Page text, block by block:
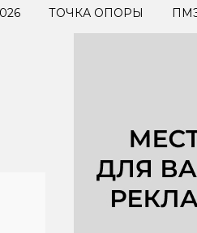
ТОЧКА ОПОРЫ